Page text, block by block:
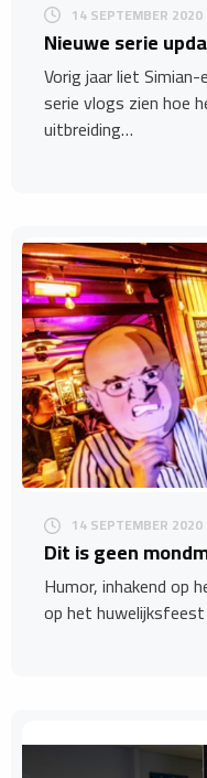
14 SEPTEMBER 2020
Nieuwe serie
Vorig jaar liet
serie vlogs zien hoe
uitbreiding…
14 SEPTEMBER 2020
Dit is geen
Humor, inhakend op
op het